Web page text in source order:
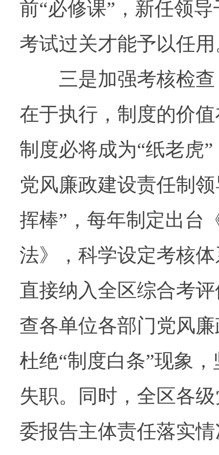
前“必修课”，新任领
考试过关才能予以任
三是加强考核检查
在于执行，制度的价
制度必将成为“纸老虎
党风廉政建设责任制
挥棒”，每年制定出台
法》，科学设定考核
直接纳入全区综合考
查各单位各部门党风
杜绝“制度白条”现象
失职。同时，全区各
委报告主体责任落实